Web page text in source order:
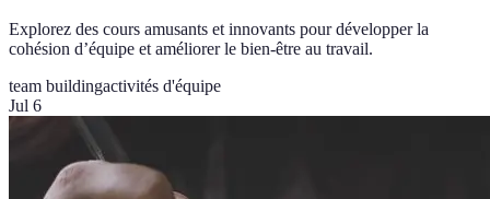
Explorez des cours amusants et innovants pour développer la
cohésion d’équipe et améliorer le bien-être au travail.
team buildingactivités d'équipe
Jul 6